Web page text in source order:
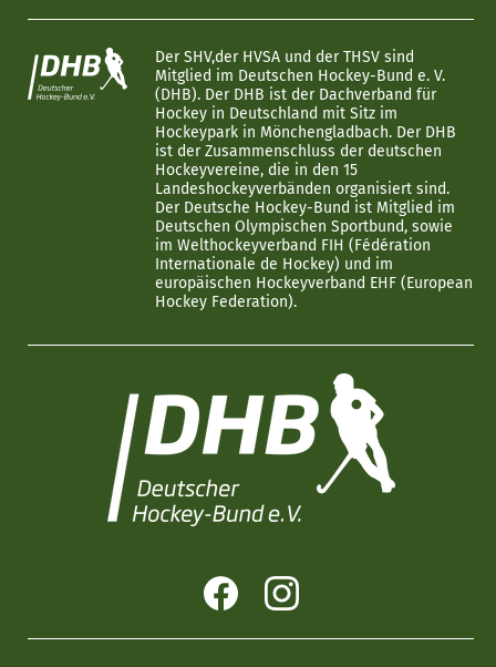
Der SHV,der HVSA und der THSV sind
Mitglied im Deutschen Hockey-Bund e. V.
(DHB). Der DHB ist der Dachverband für
Hockey in Deutschland mit Sitz im
Hockeypark in Mönchengladbach. Der DHB
ist der Zusammenschluss der deutschen
Hockeyvereine, die in den 15
Landeshockeyverbänden organisiert sind.
Der Deutsche Hockey-Bund ist Mitglied im
Deutschen Olympischen Sportbund, sowie
im Welthockeyverband FIH (Fédération
Internationale de Hockey) und im
europäischen Hockeyverband EHF (European
Hockey Federation).